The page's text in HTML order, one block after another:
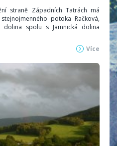
straně Západních Tatrách má
potoka Račková,
spolu s Jamnická dolina
Více